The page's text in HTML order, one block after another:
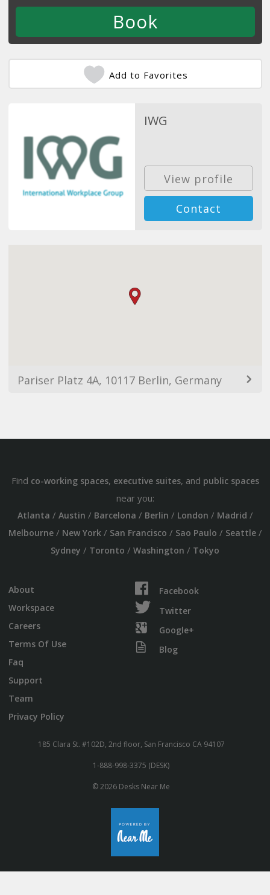
Add to Favorites
IWG
View profile
Contact
Pariser Platz 4A, 10117 Berlin, Germany
Find co-working spaces, executive suites, and public spaces
near you:
Atlanta / Austin / Barcelona / Berlin / London / Madrid /
Melbourne/ New York/ San Francisco / Sao Paulo / Seattle/
Sydney / Toronto / Washington / Tokyo
About
Workspace
Careers
Terms Of Use
Faq
Support
Team
Privacy Policy
Facebook
Twitter
Google+
Blog
185 Clara St. #102D, 2nd floor, San Francisco CA 94107
1-888-998-3375 (DESK)
© 2026 Desks Near Me